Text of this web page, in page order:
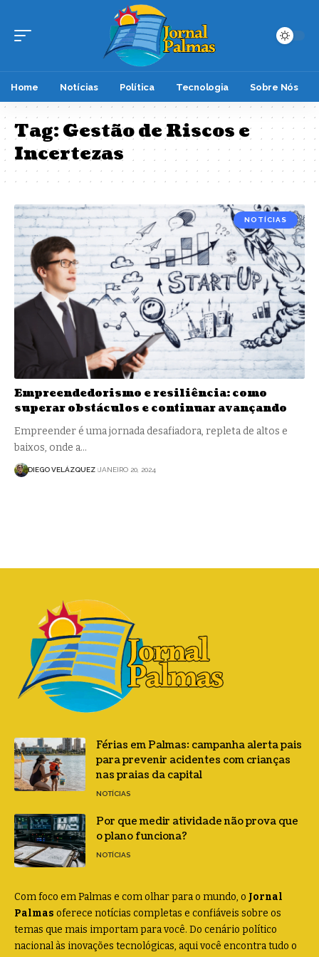
Home Notícias Política Tecnologia Sobre Nós
Tag:Gestão de Riscos e
Incertezas
NOTÍCIAS
Empreendedorismo e resiliência: como
superar obstáculos e continuar avançando
Empreender é uma jornada desafiadora, repleta de altos e
baixos, onde a…
DIEGO VELÁZQUEZ JANEIRO 20, 2024
Férias em Palmas: campanha alerta pais
para prevenir acidentes com crianças
nas praias da capital
NOTÍCIAS
Por que medir atividade não prova que
o plano funciona?
NOTÍCIAS
Com foco em Palmas e com olhar para o mundo, o Jornal
Palmas oferece notícias completas e confiáveis sobre os
temas que mais importam para você. Do cenário político
nacional às inovações tecnológicas, aqui você encontra tudo o